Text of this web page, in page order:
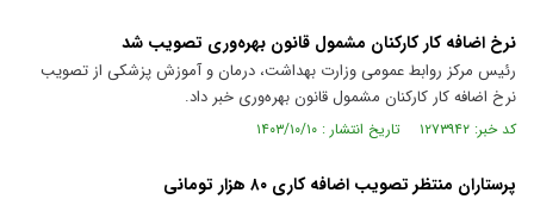
نرخ اضافه کار کارکنان مشمول قانون بهره‌وری تصویب شد
رئیس مرکز روابط عمومی وزارت بهداشت، درمان و آموزش پزشکی از تصویب
نرخ اضافه کار کارکنان مشمول قانون بهره‌وری خبر داد.
کد خبر: ۱۲۷۳۹۴۲ تاریخ انتشار : ۱۴۰۳/۱۰/۱۰
پرستاران منتظر تصویب اضافه کاری ۸۰ هزار تومانی